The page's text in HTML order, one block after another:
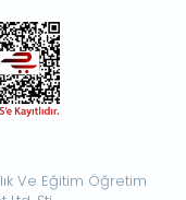
Ve Eğitim Öğretim